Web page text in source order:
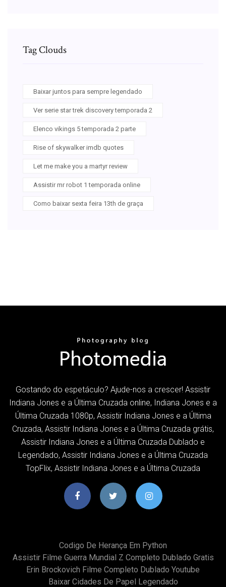
Tag Clouds
Baixar juntos para sempre legendado
Ver serie star trek discovery temporada 2
Elenco vikings 5 temporada 2 parte
Rise of skywalker imdb quotes
Let me make you a martyr review
Assistir mr robot 1 temporada online
Como baixar sexta feira 13th de graça
Gostando do espetáculo? Ajude-nos a crescer! Assistir
Indiana Jones e a Última Cruzada online, Indiana Jones e a
Última Cruzada 1080p, Assistir Indiana Jones e a Última
Cruzada, Assistir Indiana Jones e a Última Cruzada grátis,
Assistir Indiana Jones e a Última Cruzada Dublado e
Legendado, Assistir Indiana Jones e a Última Cruzada
TopFlix, Assistir Indiana Jones e a Última Cruzada
Codigo De Herança Em Python
Assistir Filme Guerra Mundial Z Completo Dublado Gratis
Erin Brockovich Filme Completo Dublado Youtube
Baixar Cidades De Papel Legendado